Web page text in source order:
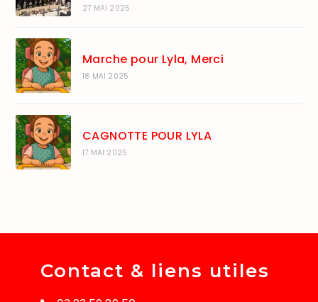
27 MAI 2025
Marche pour Lyla, Merci
18 MAI 2025
CAGNOTTE POUR LYLA
17 MAI 2025
Contact & liens utiles